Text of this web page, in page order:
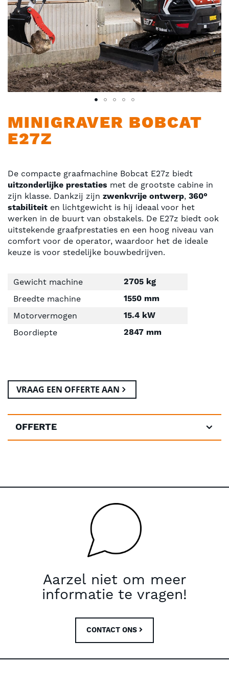
naar
het
begin
de
afbeeldingen-
gallerij
MINIGRAVER BOBCAT
E27Z
De compacte graafmachine Bobcat E27z biedt
uitzonderlijke prestaties met de grootste cabine in
zijn klasse. Dankzij zijn zwenkvrije ontwerp, 360°
stabiliteit en lichtgewicht is hij ideaal voor het
werken in de buurt van obstakels. De E27z biedt ook
uitstekende graafprestaties en een hoog niveau van
comfort voor de operator, waardoor het de ideale
keuze is voor stedelijke bouwbedrijven.
Gewicht machine 2705 kg
Breedte machine 1550 mm
Motorvermogen 15.4 kW
Boordiepte 2847 mm
VRAAG EEN OFFERTE AAN
OFFERTE
Aarzel niet om meer
informatie te vragen!
CONTACT ONS